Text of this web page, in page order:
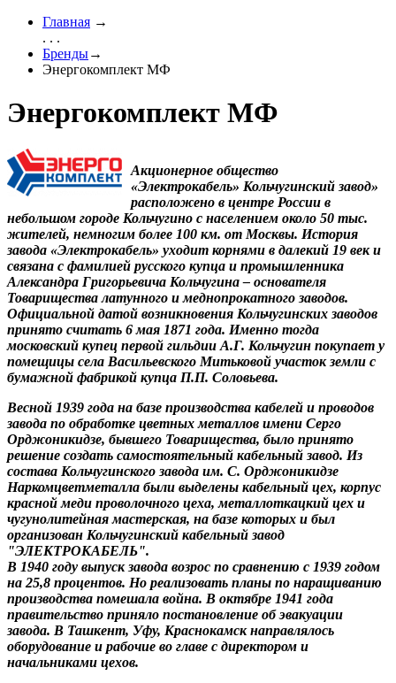
Главная →
. . .
Бренды→
Энергокомплект МФ
Энергокомплект МФ
Акционерное общество
«Электрокабель» Кольчугинский завод»
расположено в центре России в
небольшом городе Кольчугино с населением около 50 тыс.
жителей, немногим более 100 км. от Москвы. История
завода «Электрокабель» уходит корнями в далекий 19 век и
связана с фамилией русского купца и промышленника
Александра Григорьевича Кольчугина – основателя
Товарищества латунного и меднопрокатного заводов.
Официальной датой возникновения Кольчугинских заводов
принято считать 6 мая 1871 года. Именно тогда
московский купец первой гильдии А.Г. Кольчугин покупает у
помещицы села Васильевского Митьковой участок земли с
бумажной фабрикой купца П.П. Соловьева.
Весной 1939 года на базе производства кабелей и проводов
завода по обработке цветных металлов имени Серго
Орджоникидзе, бывшего Товарищества, было принято
решение создать самостоятельный кабельный завод. Из
состава Кольчугинского завода им. С. Орджоникидзе
Наркомцветметалла были выделены кабельный цех, корпус
красной меди проволочного цеха, металлоткацкий цех и
чугунолитейная мастерская, на базе которых и был
организован Кольчугинский кабельный завод
"ЭЛЕКТРОКАБЕЛЬ".
В 1940 году выпуск завода возрос по сравнению с 1939 годом
на 25,8 процентов. Но реализовать планы по наращиванию
производства помешала война. В октябре 1941 года
правительство приняло постановление об эвакуации
завода. В Ташкент, Уфу, Краснокамск направлялось
оборудование и рабочие во главе с директором и
начальниками цехов.